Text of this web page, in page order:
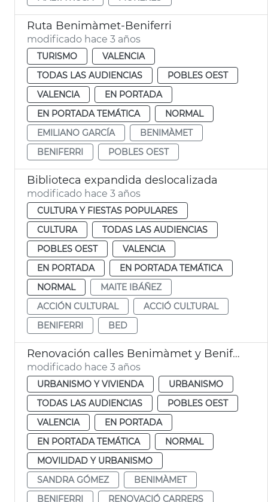
Ruta Benimàmet-Beniferri
modificado hace 3 años
TURISMO
VALENCIA
TODAS LAS AUDIENCIAS
POBLES OEST
VALENCIA
EN PORTADA
EN PORTADA TEMÁTICA
NORMAL
EMILIANO GARCÍA
BENIMÀMET
BENIFERRI
POBLES OEST
Biblioteca expandida deslocalizada
modificado hace 3 años
CULTURA Y FIESTAS POPULARES
CULTURA
TODAS LAS AUDIENCIAS
POBLES OEST
VALENCIA
EN PORTADA
EN PORTADA TEMÁTICA
NORMAL
MAITE IBÁÑEZ
ACCIÓN CULTURAL
ACCIÓ CULTURAL
BENIFERRI
BED
Renovación calles Benimàmet y Beniferri
modificado hace 3 años
URBANISMO Y VIVIENDA
URBANISMO
TODAS LAS AUDIENCIAS
POBLES OEST
VALENCIA
EN PORTADA
EN PORTADA TEMÁTICA
NORMAL
MOVILIDAD Y URBANISMO
SANDRA GÓMEZ
BENIMÀMET
BENIFERRI
RENOVACIÓ CARRERS